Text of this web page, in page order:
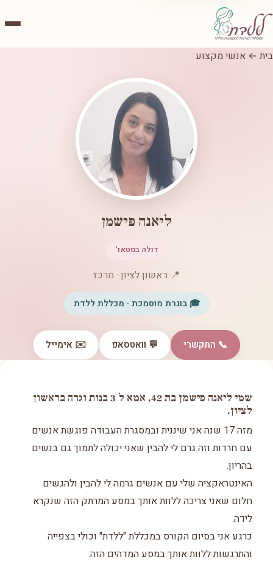
בית ← אנשי מקצוע
ליאנה פישמן
דולה בסטאז'
📍 ראשון לציון · מרכז
🎓 בוגרת מוסמכת · מכללת ללדת
📞 התקשרי 💬 וואטסאפ ✉️ אימייל
שמי ליאנה פישמן בת 42, אמא ל 3 בנות וגרה בראשון
לציון.
מזה 17 שנה אני שיננית ובמסגרת העבודה פוגשת אנשים
עם חרדות וזה גרם לי להבין שאני יכולה לתמוך גם בנשים
בהריון.
האינטראקציה שלי עם אנשים גרמה לי להבין ולהגשים
חלום שאני צריכה ללוות אותך במסע המרתק הזה שנקרא
לידה.
כרגע אני בסיום הקורס במכללת "ללדת" וכולי בצפייה
והתרגשות ללוות אותך במסע המדהים הזה.